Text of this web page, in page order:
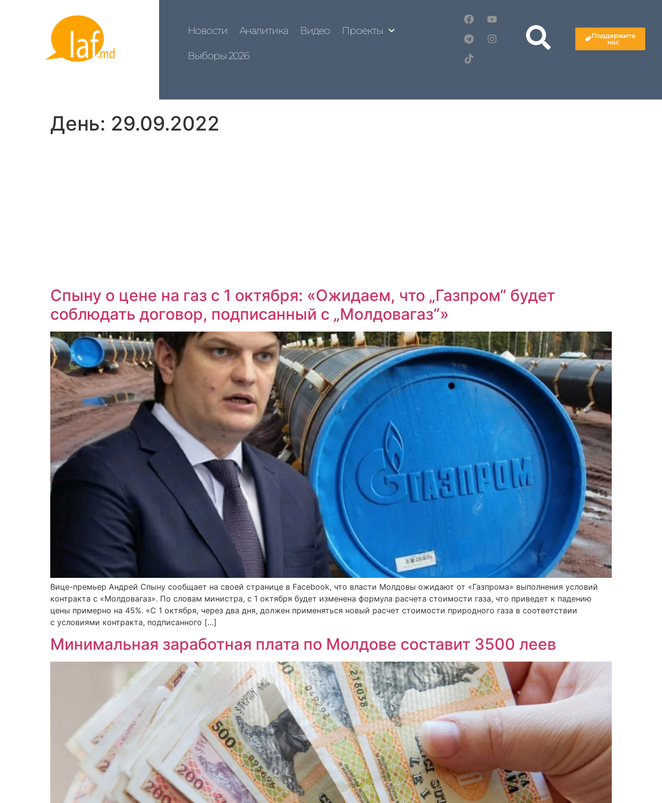
Новости Аналитика Видео Проекты
Выборы 2026
Поддержите
нас
День: 29.09.2022
Спыну о цене на газ с 1 октября: «Ожидаем, что „Газпром“ будет
соблюдать договор, подписанный с „Молдовагаз“»
Вице-премьер Андрей Спыну сообщает на своей странице в Facebook, что власти Молдовы ожидают от «Газпрома» выполнения условий
контракта с «Молдовагаз». По словам министра, с 1 октября будет изменена формула расчета стоимости газа, что приведет к падению
цены примерно на 45%. «С 1 октября, через два дня, должен применяться новый расчет стоимости природного газа в соответствии
с условиями контракта, подписанного […]
Минимальная заработная плата по Молдове составит 3500 леев